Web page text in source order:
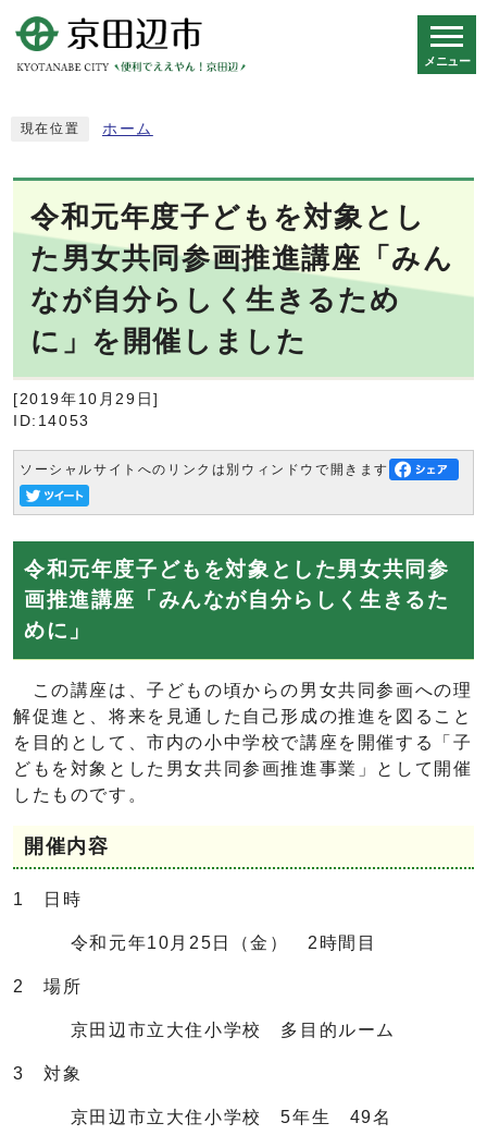
メニュー
現在位置 ホーム
令和元年度子どもを対象とし
た男女共同参画推進講座「みん
なが自分らしく生きるため
に」を開催しました
[2019年10月29日]
ID:14053
ソーシャルサイトへのリンクは別ウィンドウで開きます
令和元年度子どもを対象とした男女共同参
画推進講座「みんなが自分らしく生きるた
めに」
この講座は、子どもの頃からの男女共同参画への理
解促進と、将来を見通した自己形成の推進を図ること
を目的として、市内の小中学校で講座を開催する「子
どもを対象とした男女共同参画推進事業」として開催
したものです。
開催内容
1 日時
令和元年10月25日（金） 2時間目
2 場所
京田辺市立大住小学校 多目的ルーム
3 対象
京田辺市立大住小学校 5年生 49名